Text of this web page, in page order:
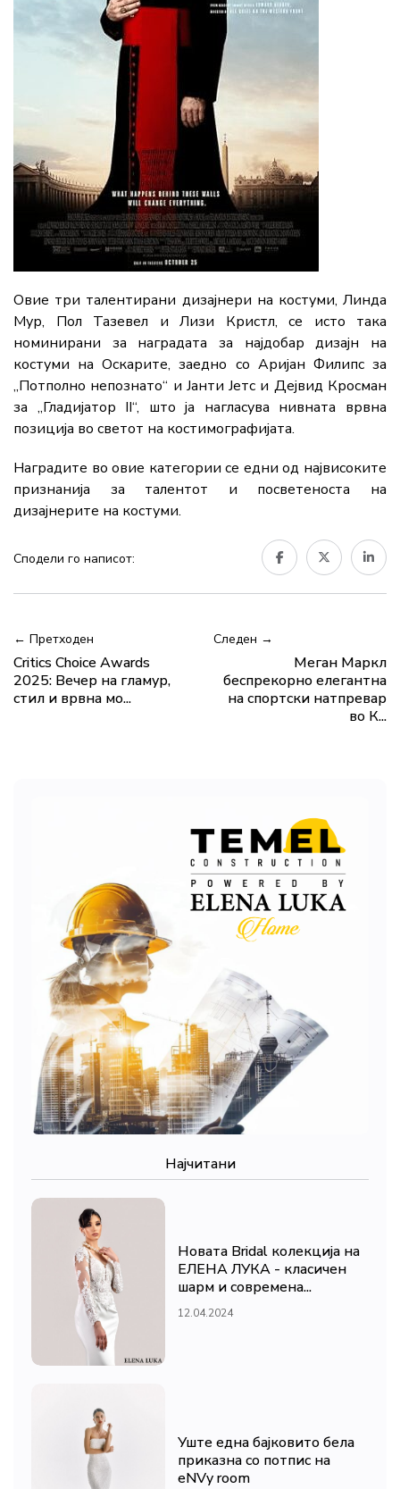
Овие три талентирани дизајнери на костуми, Линда
Мур, Пол Тазевел и Лизи Кристл, се исто така
номинирани за наградата за најдобар дизајн на
костуми на Оскарите, заедно со Аријан Филипс за
„Потполно непознато“ и Јанти Јетс и Дејвид Кросман
за „Гладијатор II“, што ја нагласува нивната врвна
позиција во светот на костимографијата.
Наградите во овие категории се едни од највисоките
признанија за талентот и посветеноста на
дизајнерите на костуми.
Сподели го написот:
← Претходен
Critics Choice Awards
2025: Вечер на гламур,
стил и врвна мо...
Следен →
Меган Маркл
беспрекорно елегантна
на спортски натпревар
во К...
Најчитани
Новата Bridal колекција на
ЕЛЕНА ЛУКА - класичен
шарм и современа...
12.04.2024
Уште една бајковито бела
приказна со потпис на
eNVy room